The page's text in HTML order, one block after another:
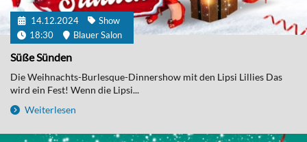
14.12.2024
Show
18:30
Blauer Salon
Süße Sünden
Die Weihnachts-Burlesque-Dinnershow mit den Lipsi Lillies Das
wird ein Fest! Wenn die Lipsi...
Weiterlesen